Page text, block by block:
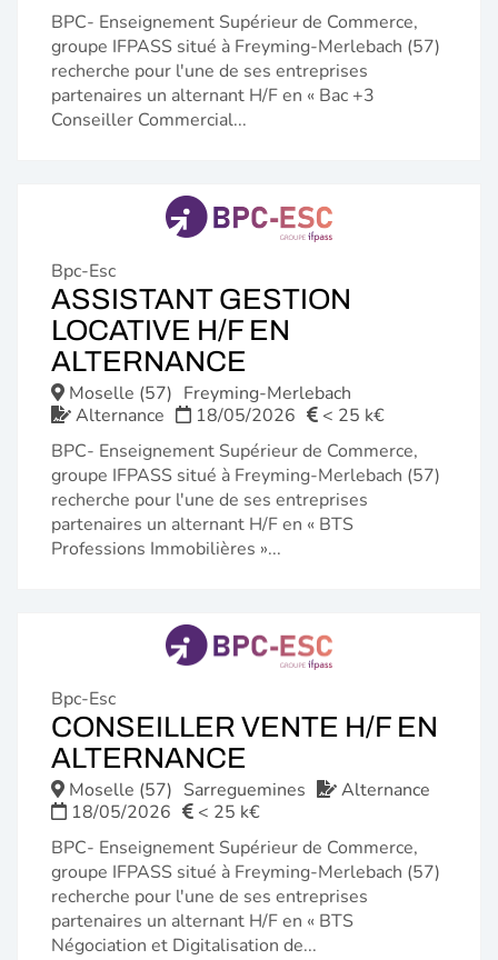
BPC- Enseignement Supérieur de Commerce,
groupe IFPASS situé à Freyming-Merlebach (57)
recherche pour l'une de ses entreprises
partenaires un alternant H/F en « Bac +3
Conseiller Commercial...
Bpc-Esc
ASSISTANT GESTION
LOCATIVE H/F EN
ALTERNANCE
FENÊTRE)
Moselle (57) Freyming-Merlebach
Alternance
18/05/2026
< 25 k€
BPC- Enseignement Supérieur de Commerce,
groupe IFPASS situé à Freyming-Merlebach (57)
recherche pour l'une de ses entreprises
partenaires un alternant H/F en « BTS
Professions Immobilières »...
Bpc-Esc
CONSEILLER VENTE H/F EN
ALTERNANCE
FENÊTRE)
Moselle (57) Sarreguemines
Alternance
18/05/2026
< 25 k€
BPC- Enseignement Supérieur de Commerce,
groupe IFPASS situé à Freyming-Merlebach (57)
recherche pour l'une de ses entreprises
partenaires un alternant H/F en « BTS
Négociation et Digitalisation de...